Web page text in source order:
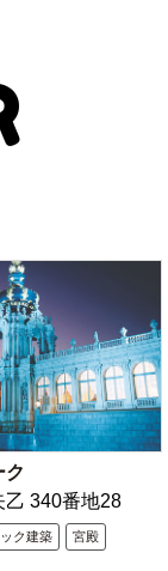
ク
乙 340番地28
ク建築 宮殿